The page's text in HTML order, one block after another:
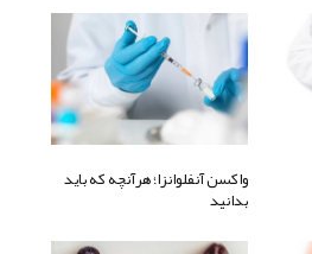
واکسن آنفلوانزا؛ هرآنچه که باید
بدانید